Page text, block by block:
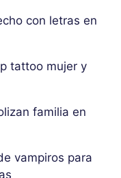
con letras en
tattoo mujer y
familia en
vampiros para